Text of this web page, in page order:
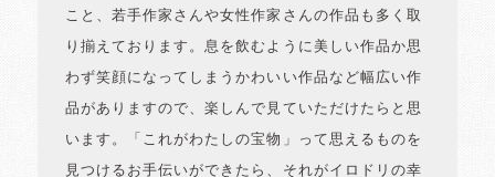
こと、若手作家さんや女性作家さんの作品も多く取
り揃えております。息を飲むように美しい作品か思
わず笑顔になってしまうかわいい作品など幅広い作
品がありますので、楽しんで見ていただけたらと思
います。「これがわたしの宝物」って思えるものを
見つけるお手伝いができたら、それがイロドリの幸